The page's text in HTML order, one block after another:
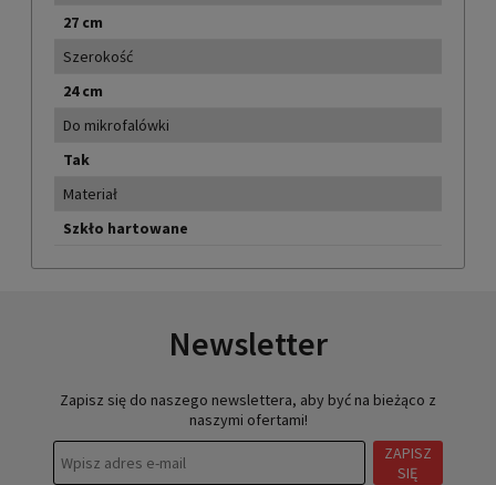
27 cm
Szerokość
24 cm
Do mikrofalówki
Tak
Materiał
Szkło hartowane
Newsletter
Zapisz się do naszego newslettera, aby być na bieżąco z
naszymi ofertami!
ZAPISZ
SIĘ